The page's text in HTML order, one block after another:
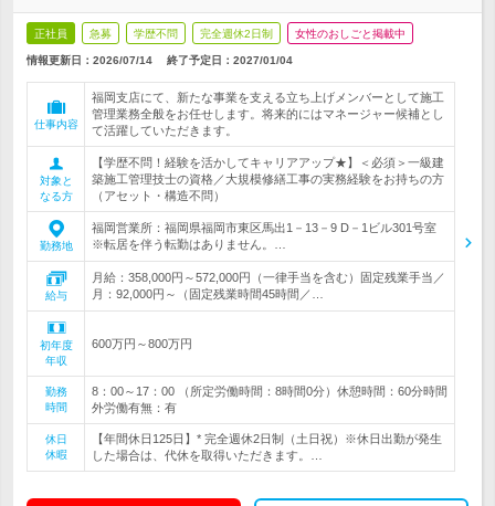
正社員 急募 学歴不問 完全週休2日制 女性のおしごと掲載中
情報更新日：2026/07/14 終了予定日： 2027/01/04
仕事内容
福岡支店にて、新たな事業を支える立ち上げメンバーとして施工
管理業務全般をお任せします。将来的にはマネージャー候補とし
て活躍していただきます。
対象と
なる方
【学歴不問！経験を活かしてキャリアアップ★】＜必須＞一級建
築施工管理技士の資格／大規模修繕工事の実務経験をお持ちの方
（アセット・構造不問）
勤務地
福岡営業所：福岡県福岡市東区馬出1－13－9 D－1ビル301号室
※転居を伴う転勤はありません。…
給与
月給：358,000円～572,000円（一律手当を含む）固定残業手当／
月：92,000円～（固定残業時間45時間／…
初年度
年収
600万円～800万円
勤務
時間
8：00～17：00 （所定労働時間：8時間0分）休憩時間：60分時間
外労働有無：有
休日
休暇
【年間休日125日】* 完全週休2日制（土日祝）※休日出勤が発生
した場合は、代休を取得いただきます。…